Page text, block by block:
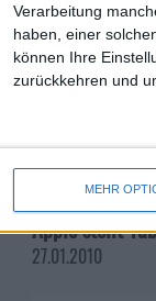
Verarbeitung
haben, einer
können Ihre
zurückkehren und
MEHR
Apple stellt
27.01.2010